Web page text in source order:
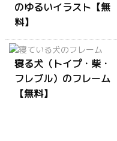
のゆるいイラスト【無
料】
寝る犬（トイプ・柴・
フレブル）のフレーム
【無料】